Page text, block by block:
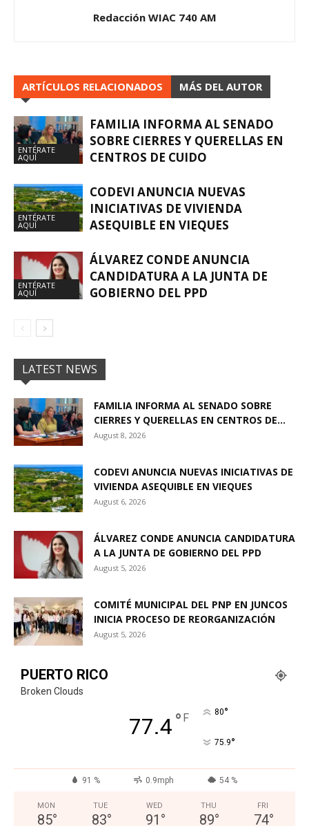
Redacción WIAC 740 AM
ARTÍCULOS RELACIONADOS MÁS DEL AUTOR
ENTÉRATE
AQUÍ
FAMILIA INFORMA AL SENADO
SOBRE CIERRES Y QUERELLAS EN
CENTROS DE CUIDO
ENTÉRATE
AQUÍ
CODEVI ANUNCIA NUEVAS
INICIATIVAS DE VIVIENDA
ASEQUIBLE EN VIEQUES
ENTÉRATE
AQUÍ
ÁLVAREZ CONDE ANUNCIA
CANDIDATURA A LA JUNTA DE
GOBIERNO DEL PPD
LATEST NEWS
FAMILIA INFORMA AL SENADO SOBRE
CIERRES Y QUERELLAS EN CENTROS DE...
August 8, 2026
CODEVI ANUNCIA NUEVAS INICIATIVAS DE
VIVIENDA ASEQUIBLE EN VIEQUES
August 6, 2026
ÁLVAREZ CONDE ANUNCIA CANDIDATURA
A LA JUNTA DE GOBIERNO DEL PPD
August 5, 2026
COMITÉ MUNICIPAL DEL PNP EN JUNCOS
INICIA PROCESO DE REORGANIZACIÓN
August 5, 2026
PUERTO RICO
Broken Clouds
77.4° F 80°
75.9°
91 % 0.9mph 54 %
MON
85°
TUE
83°
WED
91 °
THU
89°
FRI
74°